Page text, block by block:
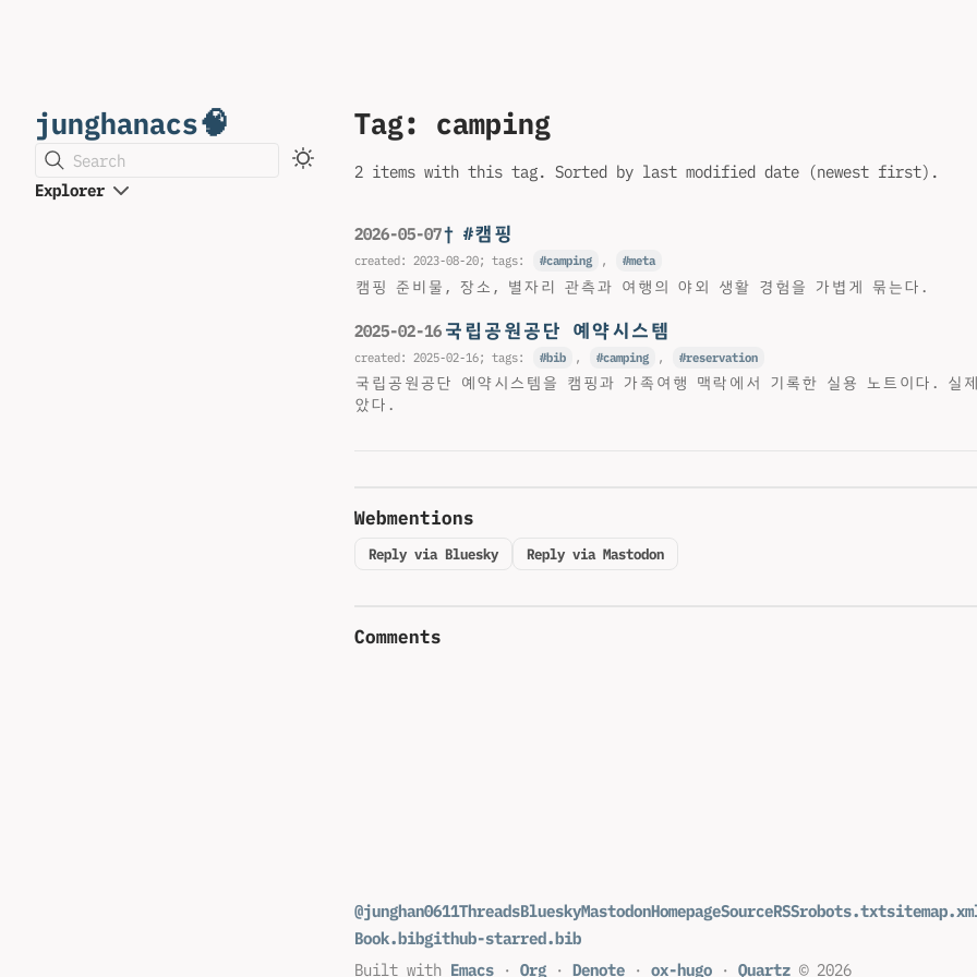
junghanacs🧠
Search
Explorer
Tag: camping
2 items with this tag. Sorted by last modified date (newest first).
2026-05-07† #캠핑
created: 2023-08-20; tags: camping , meta
캠핑 준비물, 장소, 별자리 관측과 여행의 야외 생활 경험을 가볍게 묶는다.
2025-02-16 국립공원공단 예약시스템
created: 2025-02-16; tags: bib , camping , reservation
국립공원공단 예약시스템을 캠핑과 가족여행 맥락에서 기록한 실용 노트이다. 실
았다.
Webmentions
Reply via Bluesky Reply via Mastodon
Comments
@junghan0611ThreadsBlueskyMastodonHomepageSourceRSSrobots.txt
Book.bibgithub-starred.bib
Built with Emacs · Org · Denote · ox-hugo · Quartz © 2026